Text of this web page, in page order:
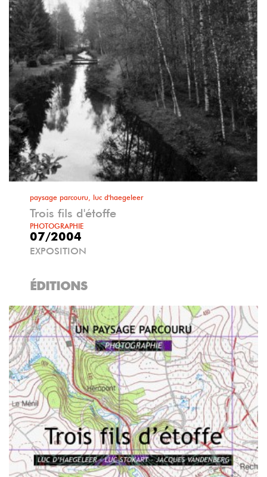
paysage parcouru, luc d'haegeleer
Trois fils d'étoffe
PHOTOGRAPHIE
07/2004
EXPOSITION
ÉDITIONS